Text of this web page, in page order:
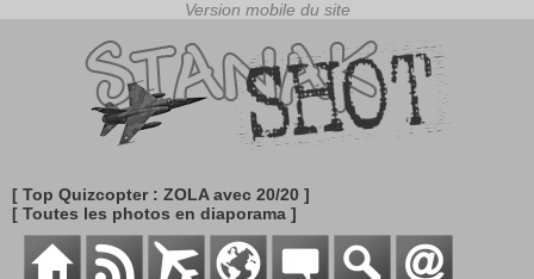
[ Top Quizcopter : ZOLA avec 20/20 ]
[ Toutes les photos en diaporama ]